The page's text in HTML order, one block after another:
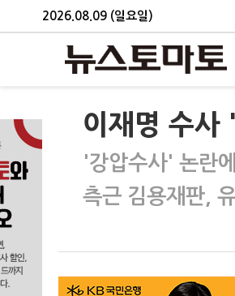
2026.08.09 (일요일)
이재명 수
'강압수사' 논란
측근 김용재판,